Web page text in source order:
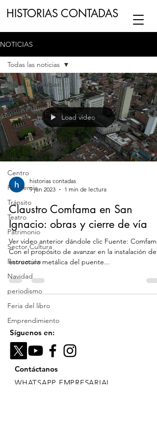
HISTORIAS CONTADAS
NUESTRO CANAL DE
ESCRIBENOS
NOTICIAS
Todas las noticias
Naturaleza
Feria de las Flores
Teatro
Educación
Revista
Centro
Pandemia
Tránsito
Teatro
Patrimonio
Sector Cultura
Recreación
Navidad
periodismo
Feria del libro
Emprendimiento
Todas las noticias
Load video
historias contadas
9 jun 2023
1 min de lectura
Claustro Comfama en San
Ignacio: obras y cierre de vía
Ver video anterior dándole clic Fuente: Comfama
Con el propósito de avanzar en la instalación de
estructura metálica del puente...
Síguenos en:
Contáctanos
WHATSAPP EMPRESARIAL